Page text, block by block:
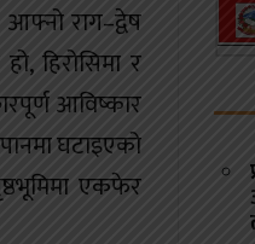
राग–द्वेष
हिरोसिमा र
आविष्कार
घटाइएको
एकफेर